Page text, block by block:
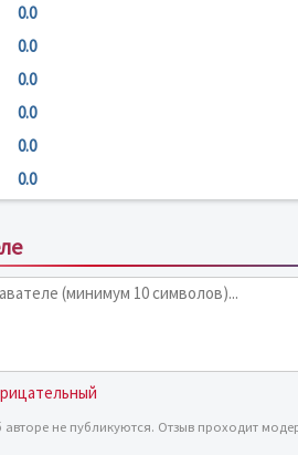
0.0
0.0
0.0
0.0
0.0
0.0
не публикуются. Отзыв проходит